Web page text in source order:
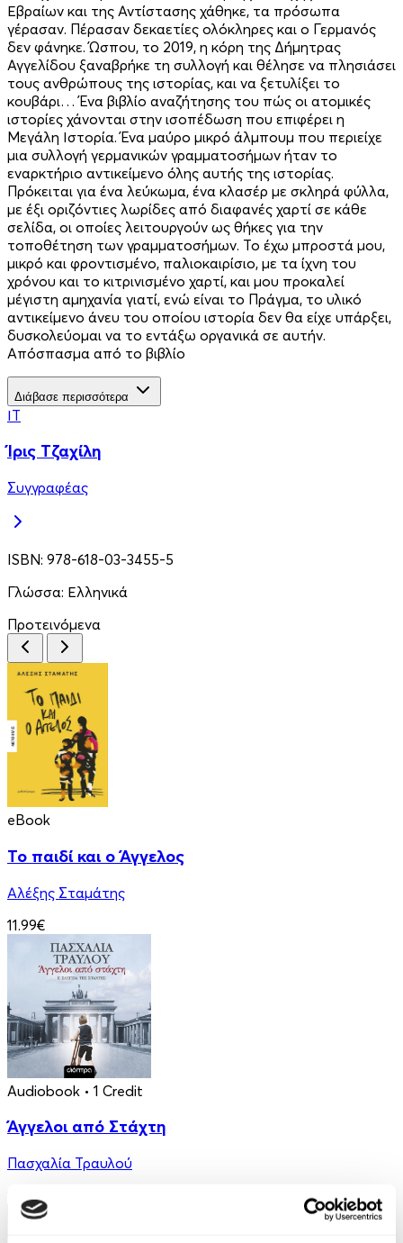
Εβραίων και της Αντίστασης χάθηκε, τα πρόσωπα
γέρασαν. Πέρασαν δεκαετίες ολόκληρες και ο Γερμανός
δεν φάνηκε. Ώσπου, το 2019, η κόρη της Δήμητρας
Αγγελίδου ξαναβρήκε τη συλλογή και θέλησε να πλησιάσει
τους ανθρώπους της ιστορίας, και να ξετυλίξει το
κουβάρι… Ένα βιβλίο αναζήτησης του πώς οι ατομικές
ιστορίες χάνονται στην ισοπέδωση που επιφέρει η
Μεγάλη Ιστορία. Ένα μαύρο μικρό άλμπουμ που περιείχε
μια συλλογή γερμανικών γραμματοσήμων ήταν το
εναρκτήριο αντικείμενο όλης αυτής της ιστορίας.
Πρόκειται για ένα λεύκωμα, ένα κλασέρ με σκληρά φύλλα,
με έξι οριζόντιες λωρίδες από διαφανές χαρτί σε κάθε
σελίδα, οι οποίες λειτουργούν ως θήκες για την
τοποθέτηση των γραμματοσήμων. Το έχω μπροστά μου,
μικρό και φροντισμένο, παλιοκαιρίσιο, με τα ίχνη του
χρόνου και το κιτρινισμένο χαρτί, και μου προκαλεί
μέγιστη αμηχανία γιατί, ενώ είναι το Πράγμα, το υλικό
αντικείμενο άνευ του οποίου ιστορία δεν θα είχε υπάρξει,
δυσκολεύομαι να το εντάξω οργανικά σε αυτήν.
Απόσπασμα από το βιβλίο
Διάβασε περισσότερα
ΊΤ
Ίρις Τζαχίλη
Συγγραφέας
ISBN: 978-618-03-3455-5
Γλώσσα: Ελληνικά
Προτεινόμενα
eBook
Το παιδί και ο Άγγελος
Αλέξης Σταμάτης
11.99€
Audiobook • 1 Credit
Άγγελοι από Στάχτη
Πασχαλία Τραυλού
14.90€